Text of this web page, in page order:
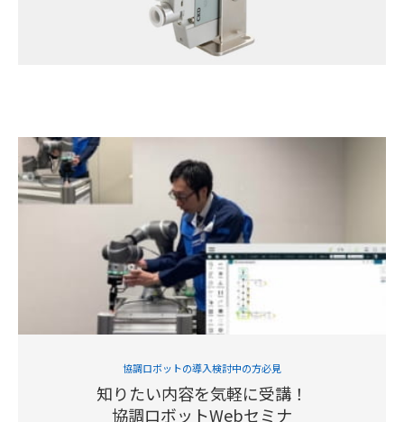
協調ロボットの導入検討中の方必見
知りたい内容を気軽に受講！
協調ロボットWebセミナ